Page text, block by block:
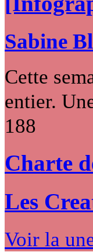
Sabine
Cette
entier.
188
Charte
Les
Voir la